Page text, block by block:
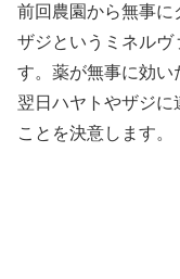
前回農園から無事に
ザジというミネルヴ
す。薬が無事に効い
翌日ハヤトやザジに
ことを決意します。